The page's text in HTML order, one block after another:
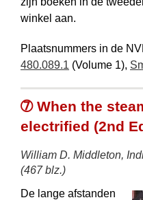
winkel aan.
Plaatsnummers in de
480.089.1 (Volume 1),
➆ When the
electrified (2nd
William D. Middleton,
(467 blz.)
De lange afstanden